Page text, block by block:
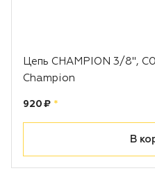
Цепь CHAMPION 3/8",
Champion
Цена:
920 ₽ рублей
*
В